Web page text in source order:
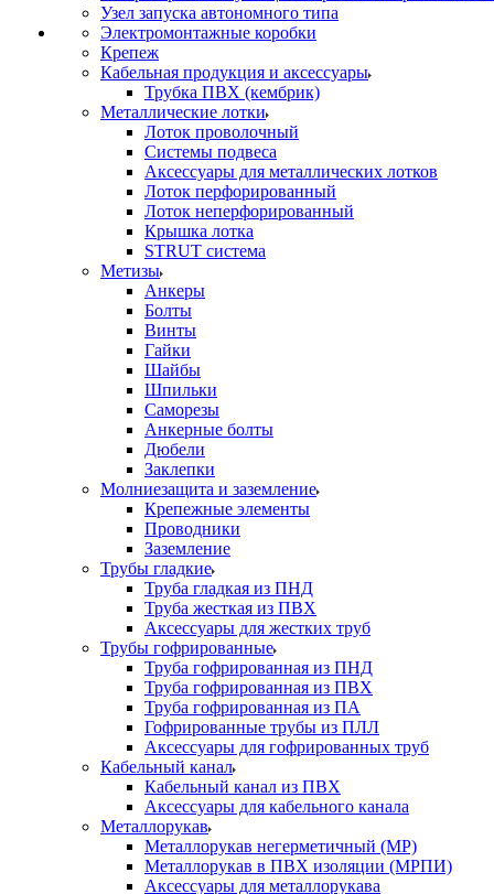
Узел запуска автономного типа
Электромонтажные коробки
Крепеж
Кабельная продукция и аксессуары
Трубка ПВХ (кембрик)
Металлические лотки
Лоток проволочный
Системы подвеса
Аксессуары для металлических лотков
Лоток перфорированный
Лоток неперфорированный
Крышка лотка
STRUT система
Метизы
Анкеры
Болты
Винты
Гайки
Шайбы
Шпильки
Саморезы
Анкерные болты
Дюбели
Заклепки
Молниезащита и заземление
Крепежные элементы
Проводники
Заземление
Трубы гладкие
Труба гладкая из ПНД
Труба жесткая из ПВХ
Аксессуары для жестких труб
Трубы гофрированные
Труба гофрированная из ПНД
Труба гофрированная из ПВХ
Труба гофрированная из ПА
Гофрированные трубы из ПЛЛ
Аксессуары для гофрированных труб
Кабельный канал
Кабельный канал из ПВХ
Аксессуары для кабельного канала
Металлорукав
Металлорукав негерметичный (МР)
Металлорукав в ПВХ изоляции (МРПИ)
Аксессуары для металлорукава